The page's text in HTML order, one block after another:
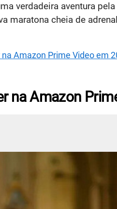
verdadeira aventura
maratona cheia de
Amazon Prime Video em
na Amazon